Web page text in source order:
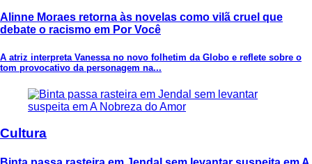
Alinne Moraes retorna às novelas como vilã cruel que
debate o racismo em Por Você
A atriz interpreta Vanessa no novo folhetim da Globo e reflete sobre o
tom provocativo da personagem na...
Cultura